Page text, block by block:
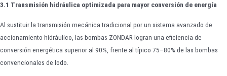
3.1 Transmisión hidráulica optimizada para mayor conversión de energía
Al sustituir la transmisión mecánica tradicional por un sistema avanzado de
accionamiento hidráulico, las bombas ZONDAR logran una eficiencia de
conversión energética superior al 90%, frente al típico 75–80% de las bombas
convencionales de lodo.